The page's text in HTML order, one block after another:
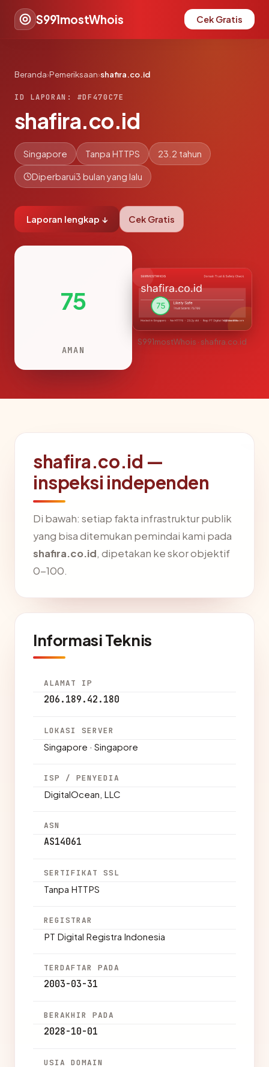
S991mostWhois Cek Gratis
Beranda›Pemeriksaan›shafira.co.id
ID LAPORAN: #DF470C7E
shafira.co.id
Singapore Tanpa HTTPS 23.2 tahun
Diperbarui3 bulan yang lalu
Laporan lengkap ↓ Cek Gratis
75
AMAN
S991mostWhois · shafira.co.id
shafira.co.id —
inspeksi independen
Di bawah: setiap fakta infrastruktur publik
yang bisa ditemukan pemindai kami pada
shafira.co.id, dipetakan ke skor objektif
0-100.
Informasi Teknis
ALAMAT IP
206.189.42.180
LOKASI SERVER
Singapore · Singapore
ISP / PENYEDIA
DigitalOcean, LLC
ASN
AS14061
SERTIFIKAT SSL
Tanpa HTTPS
REGISTRAR
PT Digital Registra Indonesia
TERDAFTAR PADA
2003-03-31
BERAKHIR PADA
2028-10-01
USIA DOMAIN